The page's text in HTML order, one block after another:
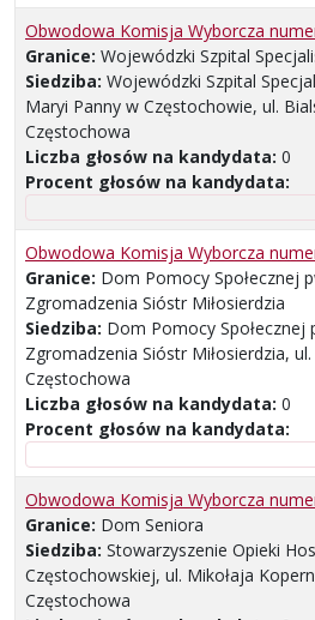
Obwodowa Komisja Wyborcza
Granice: Wojewódzki Szpital
Siedziba: Wojewódzki Szpital
Maryi Panny w Częstochowie, ul.
Częstochowa
Liczba głosów na kandydata: 0
Procent głosów na kandydata:
Obwodowa Komisja Wyborcza
Granice: Dom Pomocy Społecznej
Zgromadzenia Sióstr Miłosierdzia
Siedziba: Dom Pomocy Społecznej
Zgromadzenia Sióstr Miłosierdzia,
Częstochowa
Liczba głosów na kandydata: 0
Procent głosów na kandydata:
Obwodowa Komisja Wyborcza
Granice: Dom Seniora
Siedziba: Stowarzyszenie Opieki
Częstochowskiej, ul. Mikołaja
Częstochowa